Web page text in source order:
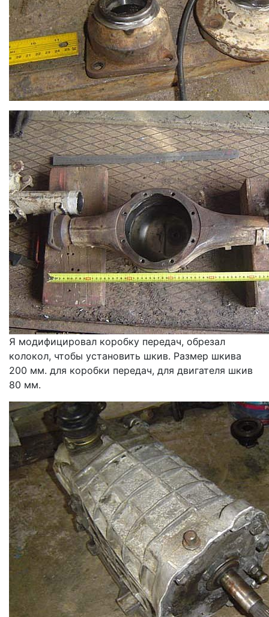
Я модифицировал коробку передач, обрезал
колокол, чтобы установить шкив. Размер шкива
200 мм. для коробки передач, для двигателя шкив
80 мм.